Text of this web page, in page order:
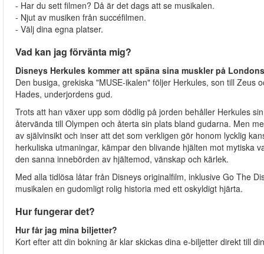
- Har du sett filmen? Då är det dags att se musikalen.
- Njut av musiken från succéfilmen.
- Välj dina egna platser.
Vad kan jag förvänta mig?
Disneys Herkules kommer att späna sina muskler på
Den busiga, grekiska "MUSE-ikalen" följer Herkules, son till
Hades, underjordens gud.
Trots att han växer upp som dödlig på jorden behåller Herkules
återvända till Olympen och återta sin plats bland gudarna. Men
av självinsikt och inser att det som verkligen gör honom lycklig
herkuliska utmaningar, kämpar den blivande hjälten mot mytiska
den sanna innebörden av hjältemod, vänskap och kärlek.
Med alla tidlösa låtar från Disneys originalfilm, inklusive Go The
musikalen en gudomligt rolig historia med ett oskyldigt hjärta.
Hur fungerar det?
Hur får jag mina biljetter?
Kort efter att din bokning är klar skickas dina e-biljetter direkt till